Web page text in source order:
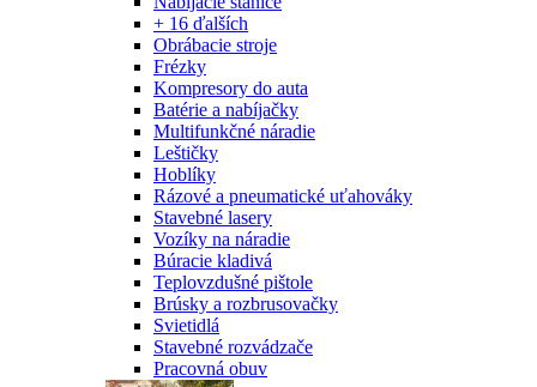
+ 16 ďalších
Obrábacie stroje
Frézky
Kompresory do auta
Batérie a nabíjačky
Multifunkčné náradie
Leštičky
Hoblíky
Rázové a pneumatické uťahováky
Stavebné lasery
Vozíky na náradie
Búracie kladivá
Teplovzdušné pištole
Brúsky a rozbrusovačky
Svietidlá
Stavebné rozvádzače
Pracovná obuv